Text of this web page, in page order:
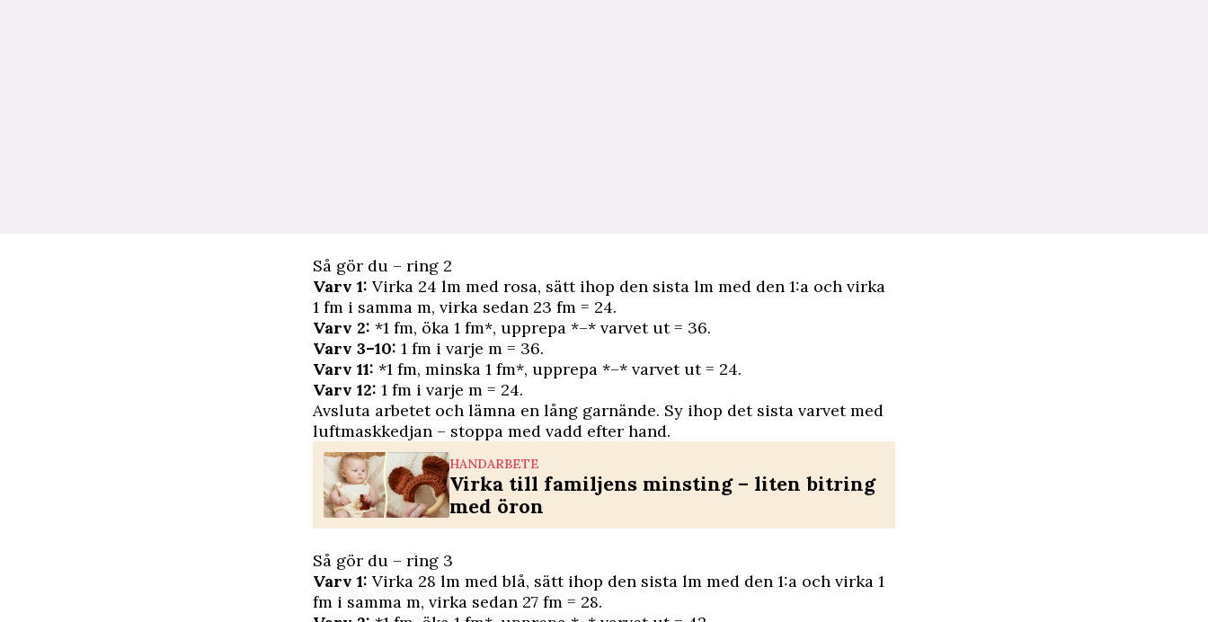
Så gör du – ring 2
Varv 1: Virka 24 lm med rosa, sätt ihop den sista lm med den 1:a och virka
1 fm i samma m, virka sedan 23 fm = 24.
Varv 2: *1 fm, öka 1 fm*, upprepa *–* varvet ut = 36.
Varv 3–10: 1 fm i varje m = 36.
Varv 11: *1 fm, minska 1 fm*, upprepa *–* varvet ut = 24.
Varv 12: 1 fm i varje m = 24.
Avsluta arbetet och lämna en lång garnände. Sy ihop det sista varvet med
luftmaskkedjan – stoppa med vadd efter hand.
HANDARBETE
Virka till familjens minsting – liten bitring
med öron
Så gör du – ring 3
Varv 1: Virka 28 lm med blå, sätt ihop den sista lm med den 1:a och virka 1
fm i samma m, virka sedan 27 fm = 28.